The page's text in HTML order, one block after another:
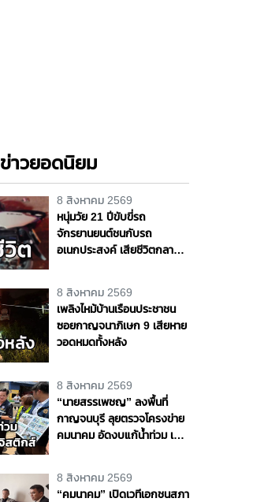
ข่าวยอดนิยม
8 สิงหาคม 2569
หนุ่มวัย 21 ปีขับขี่รถ
จักรยานยนต์ชนกับรถ
อเนกประสงค์ เสียชีวิตกลาง
8 สิงหาคม 2569
เพลิงไหม้บ้านเรือนประชาชน
ซอยกาญจนาภิเษก 9 เสียหาย
วอดหมดทั้งหลัง
8 สิงหาคม 2569
“นายสรรเพชญ” ลงพื้นที่
กาญจนบุรี ลุยตรวจโครงข่าย
คมนาคม อัดงบแก้น้ำท่วม เพิ่ม
8 สิงหาคม 2569
“คมนาคม” เปิดเวทีเอกชนสภา